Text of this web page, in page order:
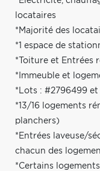
locataires
*Majorité des
*1 espace de
*Toiture et Entrées
*Immeuble et
*Lots : #2796499
*13/16 logements
planchers)
*Entrées laveuse/
chacun des
*Certains